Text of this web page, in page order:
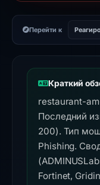
Перейти к
Краткий
restaurant-
Последний
200). Тип
Phishing.
Fortinet,